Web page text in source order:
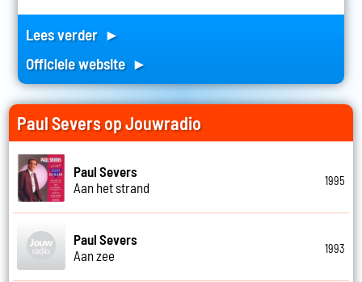
Lees verder ►
Officiele website ►
Paul Severs op Jouwradio
Paul Severs
Aan het strand
1995
Paul Severs
Aan zee
1993